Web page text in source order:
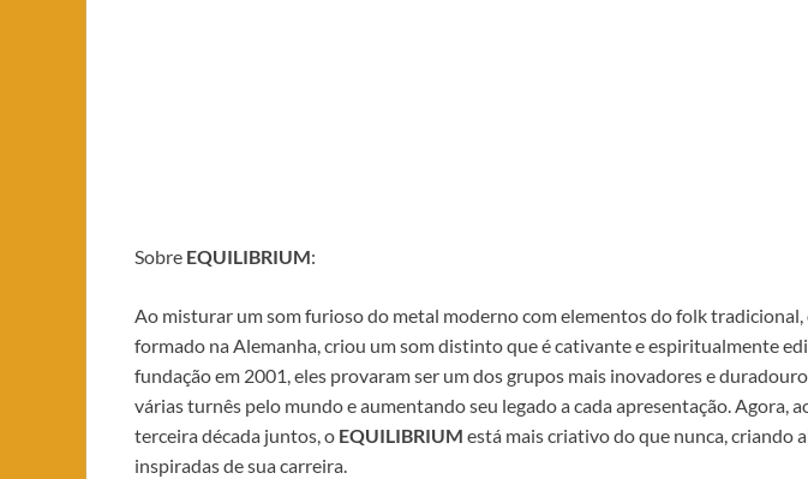
Sobre EQUILIBRIUM:
Ao misturar um som furioso do metal moderno com elementos do folk tradicional,
formado na Alemanha, criou um som distinto que é cativante e espiritualmente
fundação em 2001, eles provaram ser um dos grupos mais inovadores e
várias turnês pelo mundo e aumentando seu legado a cada apresentação. Agora,
terceira década juntos, o EQUILIBRIUM está mais criativo do que nunca, criando
inspiradas de sua carreira.